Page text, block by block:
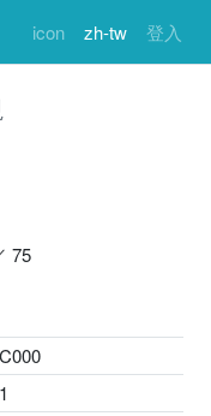
icon zh-tw 登入
75
C000
1